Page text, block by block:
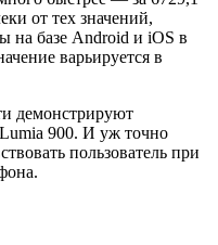
от тех значений,
на базе Android и iOS в
варьируется в
демонстрируют
900. И уж точно
пользователь при